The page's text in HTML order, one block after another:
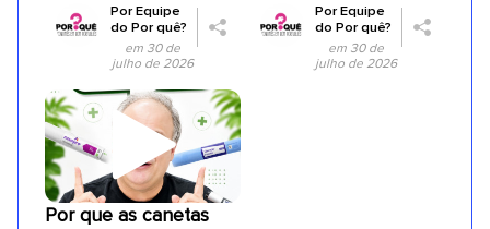
PorEquipe
do Por quê?
em 30 de
julho de 2026
PorEquipe
do Por quê?
em 30 de
julho de 2026
Por que as canetas